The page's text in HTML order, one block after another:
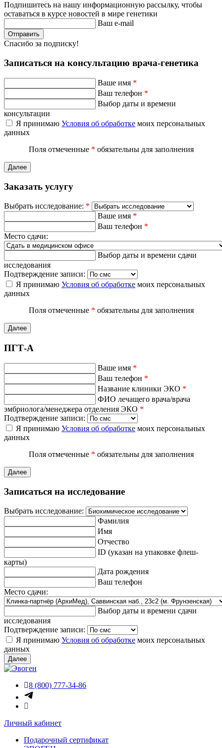
Подпишитесь на нашу информационную рассылку, чтобы
оставаться в курсе новостей в мире генетики
Ваш e-mail
Отправить
Спасибо за подписку!
Записаться на консультацию врача-генетика
Ваше имя *
Ваш телефон *
Выбор даты и времени
консультации
Я принимаю Условия об обработке моих персональных
данных
Поля отмеченные * обязательны для заполнения
Далее
Заказать услугу
Выбрать исследование: *
Ваше имя *
Ваш телефон *
Место сдачи:
Выбор даты и времени сдачи
исследования
Подтверждение записи:
Я принимаю Условия об обработке моих персональных
данных
Поля отмеченные * обязательны для заполнения
Далее
ПГТ-А
Ваше имя *
Ваш телефон *
Название клиники ЭКО *
ФИО лечащего врача/врача
эмбриолога/менеджера отделения ЭКО *
Подтверждение записи:
Я принимаю Условия об обработке моих персональных
данных
Поля отмеченные * обязательны для заполнения
Далее
Записаться на исследование
Выбрать исследование:
Фамилия
Имя
Отчество
ID (указан на упаковке флеш-
карты)
Дата рождения
Ваш телефон
Место сдачи:
Выбор даты и времени сдачи
исследования
Подтверждение записи:
Я принимаю Условия об обработке моих персональных
данных
Далее
8 (800) 777-34-86
Личный кабинет
Подарочный сертификат